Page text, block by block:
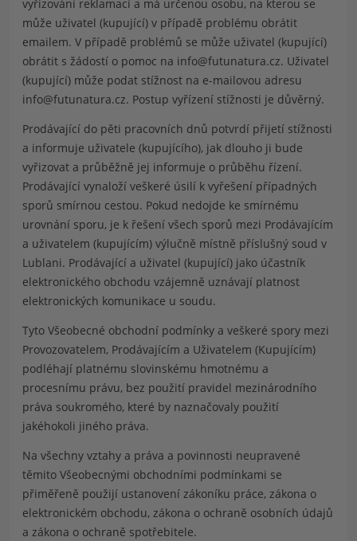
vyřizování reklamací a má určenou osobu, na kterou se
může uživatel (kupující) v případě problému obrátit
emailem. V případě problémů se může uživatel (kupující)
obrátit s žádostí o pomoc na info@futunatura.cz. Uživatel
(kupující) může podat stížnost na e-mailovou adresu
info@futunatura.cz. Postup vyřízení stížnosti je důvěrný.
Prodávající do pěti pracovních dnů potvrdí přijetí stížnosti
a informuje uživatele (kupujícího), jak dlouho ji bude
vyřizovat a průběžně jej informuje o průběhu řízení.
Prodávající vynaloží veškeré úsilí k vyřešení případných
sporů smírnou cestou. Pokud nedojde ke smírnému
urovnání sporu, je k řešení všech sporů mezi Prodávajícím
a uživatelem (kupujícím) výlučně místně příslušný soud v
Lublani. Prodávající a uživatel (kupující) jako účastník
elektronického obchodu vzájemně uznávají platnost
elektronických komunikace u soudu.
Tyto Všeobecné obchodní podmínky a veškeré spory mezi
Provozovatelem, Prodávajícím a Uživatelem (Kupujícím)
podléhají platnému slovinskému hmotnému a
procesnímu právu, bez použití pravidel mezinárodního
práva soukromého, které by naznačovaly použití
jakéhokoli jiného práva.
Na všechny vztahy a práva a povinnosti neupravené
těmito Všeobecnými obchodními podmínkami se
přiměřeně použijí ustanovení zákoníku práce, zákona o
elektronickém obchodu, zákona o ochraně osobních údajů
a zákona o ochraně spotřebitele.